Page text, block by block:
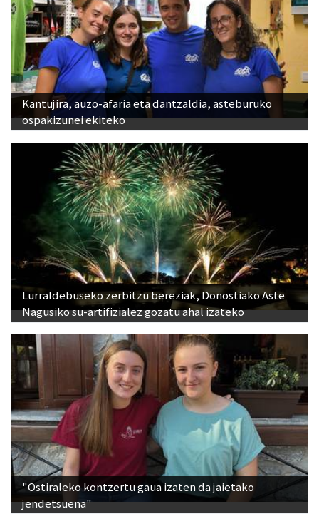
Kantujira, auzo-afaria eta dantzaldia, asteburuko
ospakizunei ekiteko
Lurraldebuseko zerbitzu bereziak, Donostiako Aste
Nagusiko su-artifizialez gozatu ahal izateko
"Ostiraleko kontzertu gaua izaten da jaietako
jendetsuena"